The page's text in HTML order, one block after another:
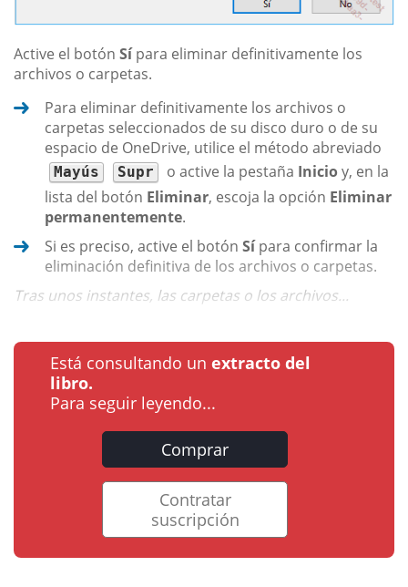
Active el botón Sípara eliminar definitivamente los
archivos o carpetas.
Para eliminar definitivamente los archivos o
carpetas seleccionados de su disco duro o de su
espacio de OneDrive, utilice el método abreviado
Mayús Supr o active la pestaña Inicioy, en la
lista del botón Eliminar, escoja la opción Eliminar
permanentemente.
Si es preciso, active el botón Sípara confirmar la
eliminación definitiva de los archivos o carpetas.
Tras unos instantes, las carpetas o los archivos...
Está consultando un extracto del
libro.
Para seguir leyendo...
Comprar
Contratar
suscripción